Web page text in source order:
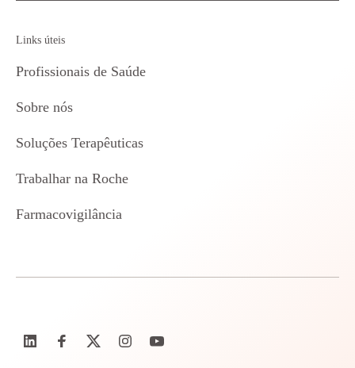
Links úteis
Profissionais de Saúde
Sobre nós
Soluções Terapêuticas
Trabalhar na Roche
Farmacovigilância